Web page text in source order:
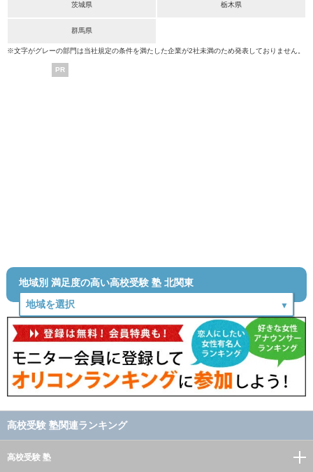
茨城県 栃木県
群馬県
※文字がグレーの部門は当社規定の条件を満たした企業が2社未満のため発表しておりません。
PR
地域別 満足度の高い高校受験 塾 北関東
高校受験 塾関連ランキング
高校受験 塾